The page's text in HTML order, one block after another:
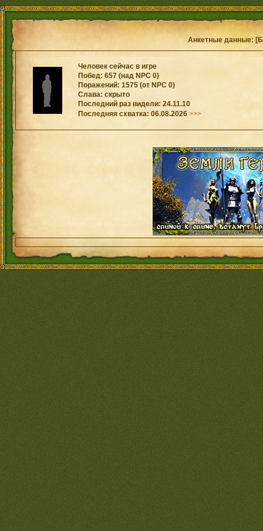
Анкетные данные:
Человек сейчас в игре
Побед: 657 (над NPC 0)
Поражений: 1575 (от NPC 0)
Слава: скрыто
Последний раз видели: 24.11.10
Последняя схватка: 06.08.2026 >>>